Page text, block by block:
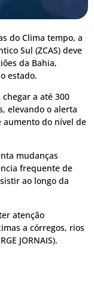
do Clima tempo, a
Sul (ZCAS) deve
da Bahia,
estado.
a até 300
elevando o alerta
aumento do nível de
mudanças
frequente de
ao longo da
atenção
a córregos, rios
JORNAIS).